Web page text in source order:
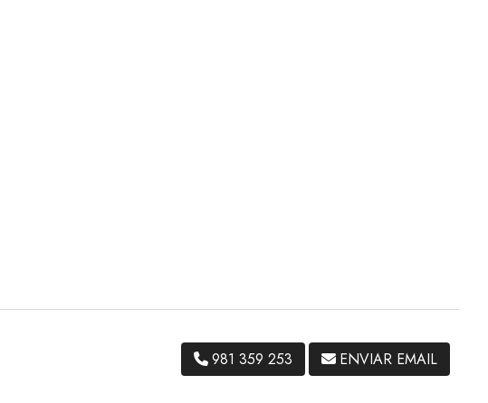
981 359 253 ENVIAR EMAIL